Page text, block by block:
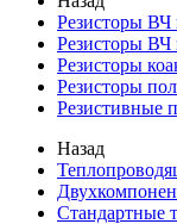
Резисторы
Резисторы
Резисторы
Резисторы
Резистивные
Назад
Стандартные